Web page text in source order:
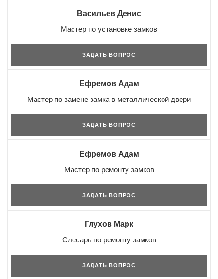
Васильев Денис
Мастер по установке замков
ЗАДАТЬ ВОПРОС
Ефремов Адам
Мастер по замене замка в металлической двери
ЗАДАТЬ ВОПРОС
Ефремов Адам
Мастер по ремонту замков
ЗАДАТЬ ВОПРОС
Глухов Марк
Слесарь по ремонту замков
ЗАДАТЬ ВОПРОС